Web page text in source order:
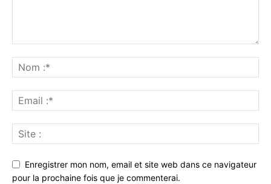
Enregistrer mon nom, email et site web dans ce navigateur
pour la prochaine fois que je commenterai.